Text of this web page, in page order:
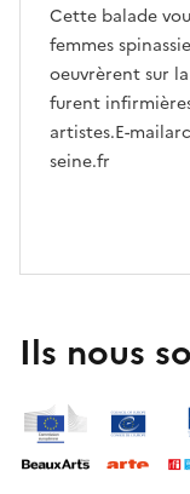
Cette balade
femmes
oeuvrèrent sur
furent
artistes.E-
seine.fr
Ils nous